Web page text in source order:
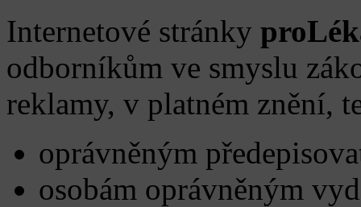
Internetové stránky
odborníkům ve smyslu
reklamy, v platném znění,
oprávněným
osobám oprávněným